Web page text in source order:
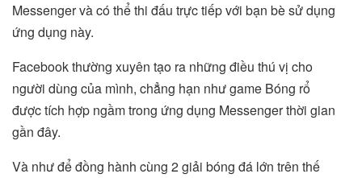
Messenger và có thể thi đấu trực tiếp với bạn bè sử dụng
ứng dụng này.
Facebook thường xuyên tạo ra những điều thú vị cho
người dùng của mình, chẳng hạn như game Bóng rổ
được tích hợp ngầm trong ứng dụng Messenger thời gian
gần đây.
Và như để đồng hành cùng 2 giải bóng đá lớn trên thế